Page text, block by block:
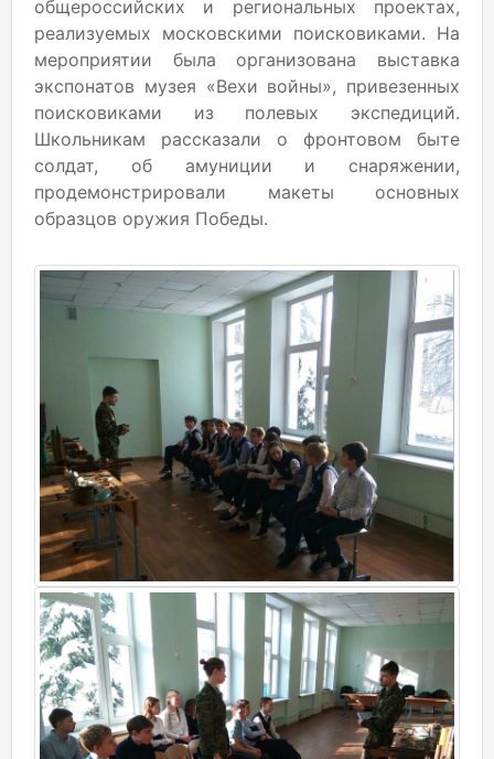
общероссийских и региональных проектах,
реализуемых московскими поисковиками. На
мероприятии была организована выставка
экспонатов музея «Вехи войны», привезенных
поисковиками из полевых экспедиций.
Школьникам рассказали о фронтовом быте
солдат, об амуниции и снаряжении,
продемонстрировали макеты основных
образцов оружия Победы.